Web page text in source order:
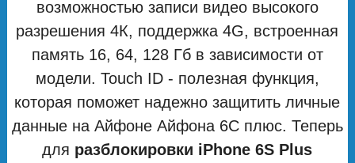
возможностью записи видео высокого
разрешения 4К, поддержка 4G, встроенная
память 16, 64, 128 Гб в зависимости от
модели. Touch ID - полезная функция,
которая поможет надежно защитить личные
данные на Айфоне Айфона 6С плюс. Теперь
для разблокировки iPhone 6S Plus